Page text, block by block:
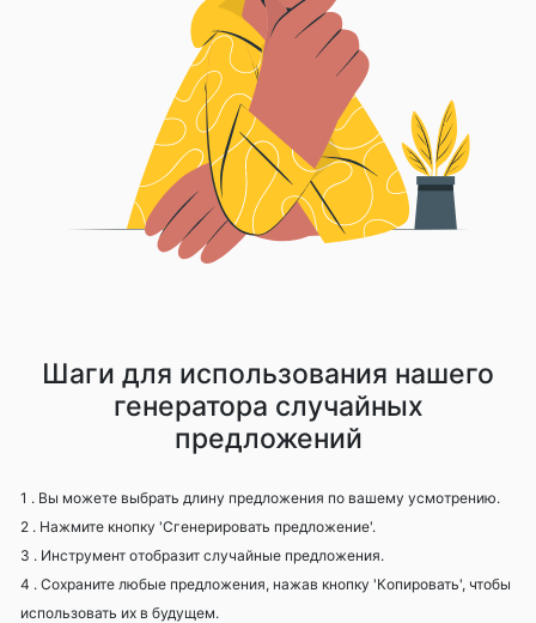
Шаги для использования нашего
генератора случайных
предложений
1 . Вы можете выбрать длину предложения по вашему усмотрению.
2 . Нажмите кнопку 'Сгенерировать предложение'.
3 . Инструмент отобразит случайные предложения.
4 . Сохраните любые предложения, нажав кнопку 'Копировать', чтобы
использовать их в будущем.